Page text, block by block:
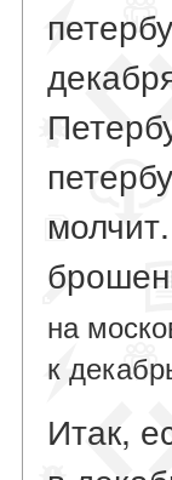
на
к
Итак,